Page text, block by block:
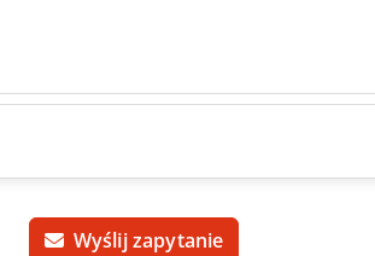
Wyślij zapytanie